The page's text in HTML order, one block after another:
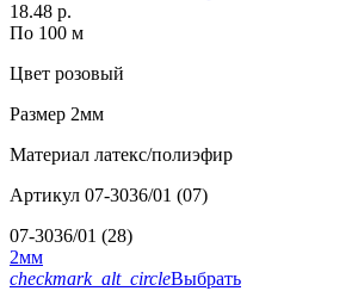
18.48 р.
По 100 м
Цвет розовый
Размер 2мм
Материал латекс/полиэфир
Артикул 07-3036/01 (07)
07-3036/01 (28)
2мм
checkmark_alt_circleВыбрать